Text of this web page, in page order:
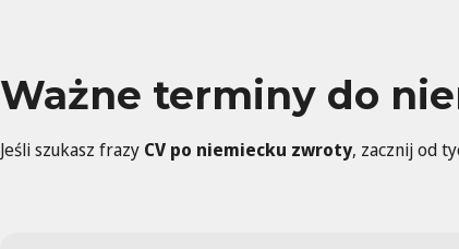
Ważne terminy do
Jeśli szukasz frazy CV po niemiecku zwroty, zacznij od